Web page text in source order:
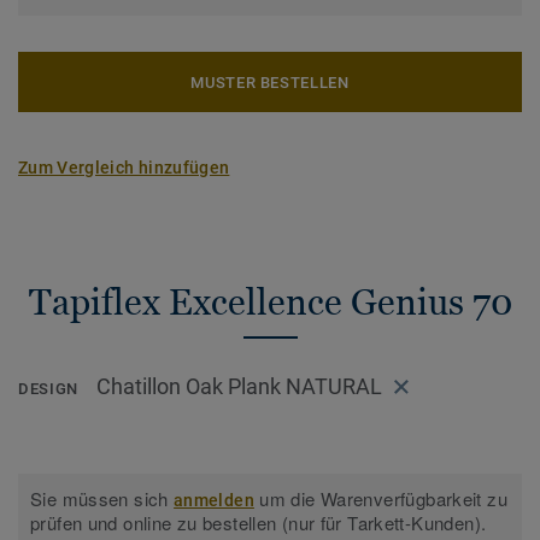
MUSTER BESTELLEN
Zum Vergleich hinzufügen
Tapiflex Excellence Genius 70
DESIGN Chatillon Oak Plank NATURAL
Sie müssen sichanmelden um die Warenverfügbarkeit zu
prüfen und online zu bestellen (nur für Tarkett-Kunden).